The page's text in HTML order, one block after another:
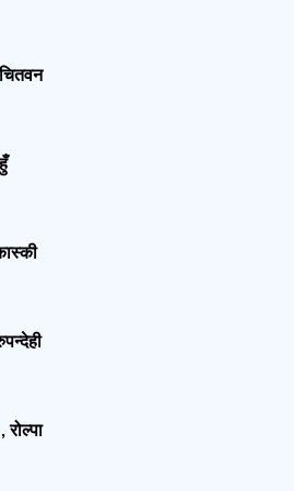
चितवन
रोल्पा